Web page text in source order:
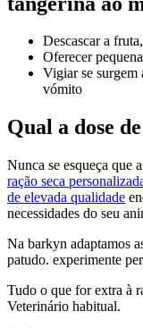
Descascar a
Oferecer
Vigiar se surgem
vómito
Qual a dose
Nunca se esqueça que
ração seca
de elevada qualidade
necessidades do seu
Na barkyn adaptamos
patudo. experimente
Tudo o que for extra à
Veterinário habitual.